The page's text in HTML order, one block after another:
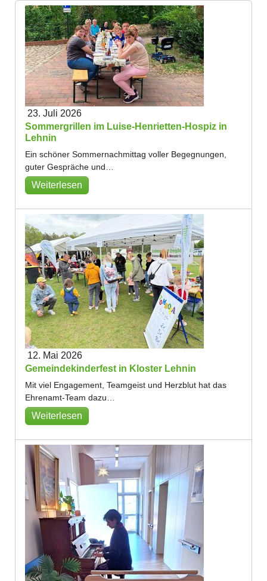
23. Juli 2026
Sommergrillen im Luise-Henrietten-Hospiz in
Lehnin
Ein schöner Sommernachmittag voller Begegnungen,
guter Gespräche und…
Weiterlesen
12. Mai 2026
Gemeindekinderfest in Kloster Lehnin
Mit viel Engagement, Teamgeist und Herzblut hat das
Ehrenamt-Team dazu…
Weiterlesen